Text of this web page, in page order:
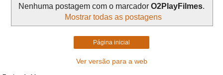
Nenhuma postagem com o marcador O2PlayFilmes.
Mostrar todas as postagens
Página inicial
Ver versão para a web